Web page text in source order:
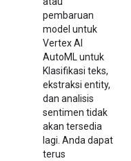
pembaruan
model untuk
Vertex AI
AutoML untuk
Klasifikasi teks,
ekstraksi entity,
dan analisis
sentimen tidak
akan tersedia
lagi. Anda dapat
terus